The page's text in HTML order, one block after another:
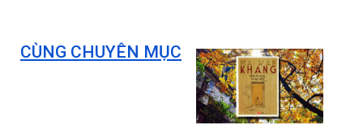
CÙNG CHUYÊN MỤC